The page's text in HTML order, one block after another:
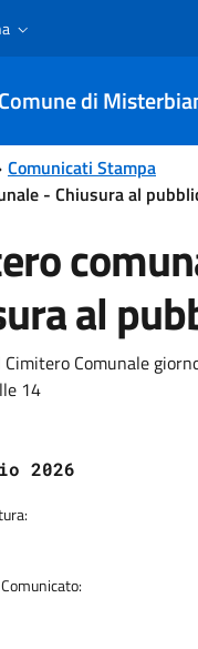
Comune di
Comunicati Stampa
- Chiusura al
al
Cimitero Comunale
14
2026